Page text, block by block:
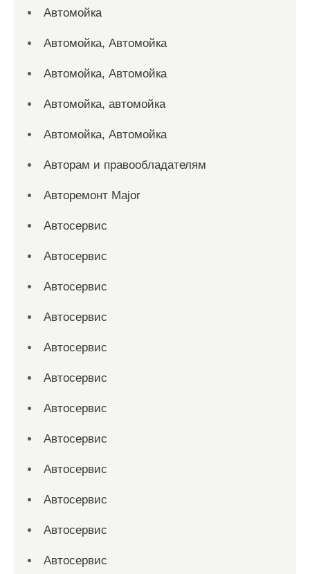
Автомойка
Автомойка, Автомойка
Автомойка, Автомойка
Автомойка, автомойка
Автомойка, Автомойка
Авторам и правообладателям
Авторемонт Major
Автосервис
Автосервис
Автосервис
Автосервис
Автосервис
Автосервис
Автосервис
Автосервис
Автосервис
Автосервис
Автосервис
Автосервис